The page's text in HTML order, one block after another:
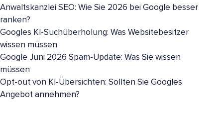
Anwaltskanzlei SEO: Wie Sie 2026 bei Google besser
ranken?
Googles KI-Suchüberholung: Was Websitebesitzer
wissen müssen
Google Juni 2026 Spam-Update: Was Sie wissen
müssen
Opt-out von KI-Übersichten: Sollten Sie Googles
Angebot annehmen?